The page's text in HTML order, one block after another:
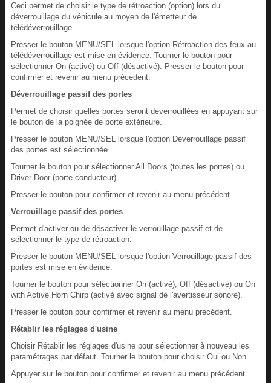
Ceci permet de choisir le type de rétroaction (option) lors du
déverrouillage du véhicule au moyen de l'émetteur de
télédéverrouillage.
Presser le bouton MENU/SEL lorsque l'option Rétroaction des feux au
télédéverrouillage est mise en évidence. Tourner le bouton pour
sélectionner On (activé) ou Off (désactivé). Presser le bouton pour
confirmer et revenir au menu précédent.
Déverrouillage passif des portes
Permet de choisir quelles portes seront déverrouillées en appuyant sur
le bouton de la poignée de porte extérieure.
Presser le bouton MENU/SEL lorsque l'option Déverrouillage passif
des portes est sélectionnée.
Tourner le bouton pour sélectionner All Doors (toutes les portes) ou
Driver Door (porte conducteur).
Presser le bouton pour confirmer et revenir au menu précédent.
Verrouillage passif des portes
Permet d'activer ou de désactiver le verrouillage passif et de
sélectionner le type de rétroaction.
Presser le bouton MENU/SEL lorsque l'option Verrouillage passif des
portes est mise en évidence.
Tourner le bouton pour sélectionner On (activé), Off (désactivé) ou On
with Active Horn Chirp (activé avec signal de l'avertisseur sonore).
Presser le bouton pour confirmer et revenir au menu précédent.
Rétablir les réglages d'usine
Choisir Rétablir les réglages d'usine pour sélectionner à nouveau les
paramétrages par défaut. Tourner le bouton pour choisir Oui ou Non.
Appuyer sur le bouton pour confirmer et revenir au menu précédent.